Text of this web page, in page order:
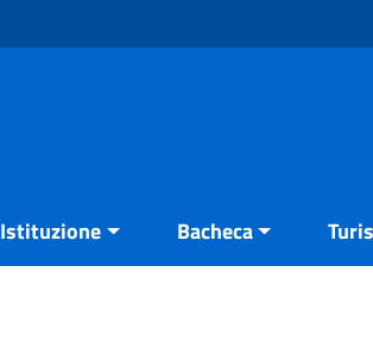
Istituzione Bacheca